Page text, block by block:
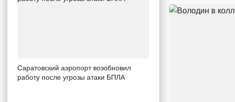
Саратовский аэропорт возобновил
работу после угрозы атаки БПЛА